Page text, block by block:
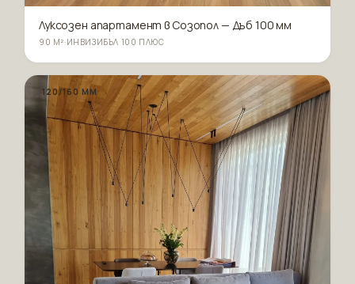
Луксозен апартамент в Созопол — Дъб 100 мм
90 М²·ИНВИЗИБЪЛ 100 ПЛЮС
120/160 ММ